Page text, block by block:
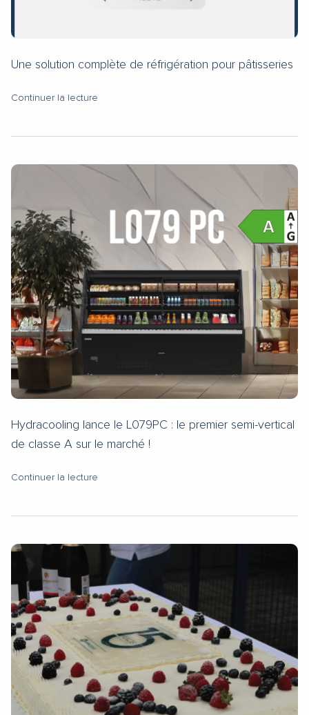
Une solution complète de réfrigération pour pâtisseries
Continuer la lecture
Hydracooling lance le L079PC : le premier semi-vertical
de classe A sur le marché !
Continuer la lecture